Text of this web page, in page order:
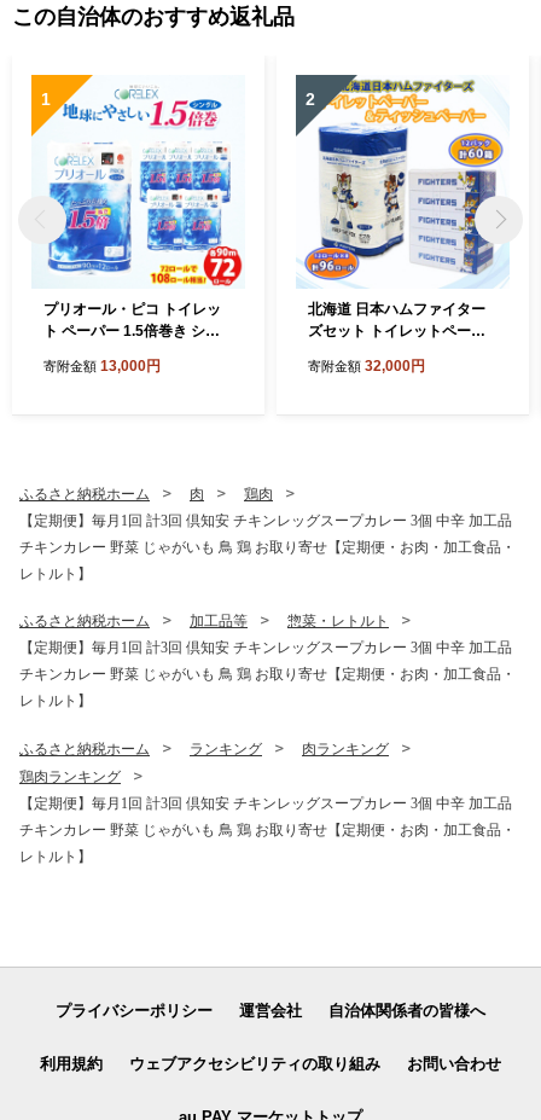
この自治体のおすすめ返礼品
1
プリオール・ピコ トイレッ
ト ペーパー 1.5倍巻き シン
日本製 まとめ買い リサイク
寄附金額 13,000円
2
北海道 日本ハムファイター
ズセット トイレットペーパ
ィッシュペーパー 200組 60
寄附金額 32,000円
ふるさと納税ホーム 肉
鶏肉
【定期便】毎月1回 計3回 倶知安 チキンレッグスープカレー 3個 中辛 加工品
チキンカレー 野菜 じゃがいも 鳥 鶏 お取り寄せ【定期便・お肉・加工食品・
レトルト】
ふるさと納税ホーム 加工品等
惣菜・レトルト
【定期便】毎月1回 計3回 倶知安 チキンレッグスープカレー 3個 中辛 加工品
チキンカレー 野菜 じゃがいも 鳥 鶏 お取り寄せ【定期便・お肉・加工食品・
レトルト】
ふるさと納税ホーム ランキング
肉ランキング
鶏肉ランキング
【定期便】毎月1回 計3回 倶知安 チキンレッグスープカレー 3個 中辛 加工品
チキンカレー 野菜 じゃがいも 鳥 鶏 お取り寄せ【定期便・お肉・加工食品・
レトルト】
プライバシーポリシー 運営会社 自治体関係者の皆様へ
利用規約 ウェブアクセシビリティの取り組み お問い合わせ